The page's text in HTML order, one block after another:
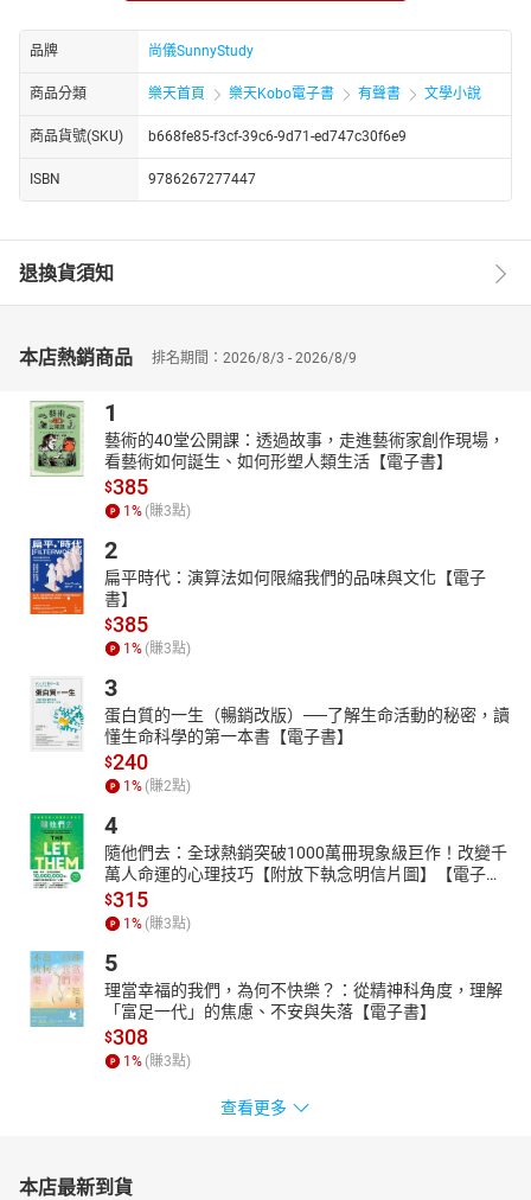
二年、九十六年散文選（九歌出版）。
【朗讀者簡介】
尚儀有聲製播中心是專業的有聲出版品製作與發行單位，由獲得八
座金鐘獎的配音大師袁光麟先生擔任聲音總監。尹仲敏。美國紐約
大學教育劇場研究所碩士。劇場演員、戲劇教師與配音員的多元表
演藝術工作者，中文配音作品包含有聲書「人間失格」、動畫「蜘
蛛人：新宇宙」等。現為尚儀有聲製播中心特約配音員。
【書籍簡介】
過去對幸福二字一知半解，
總以為戀人形影相依，
做對一件自己喜歡做的事，就是幸福！
《源氏物語》帖內的主角名字、一杯「紫式部留客櫻咖啡」，決定
植下櫻樹並在春天開業的「花散里」。一間以文學為名的咖啡屋，
擁有魔幻般的撫慰能量，祈禱上門的有緣人們，在此互訴人生故
事，回溫笑顏…
這是發生在一間名叫「花散里」咖啡屋溫暖人心的32則故事……
花散里在日本古典小說《源氏物語》中，是男主角光源氏的戀人，
光源氏被朝廷放逐到須磨之前那段暗淡無光的歲月，常到花散里住
處傾吐心聲；書中描述花散里是個值得信賴的嫻淑女子，更是一位
從她那兒可以得到撫慰的人。
「花散里」便是這樣一家充滿溫馨、幸福意味的櫻花小店。這家位
店，專賣紫式部咖啡、光源氏咖啡、夕霧薰衣草茶、紫的上花草
茶、末摘花抹茶、薰綠蓋茶和幸福山藥飯等。
店裡，客人可以品嘗到各種風味的咖啡茶飲；認識的，不認識的，
懂咖啡的，不懂咖啡的，口渴的，肚子餓的，小孩也好，老人也
笑風生，一起尋回失去已久的燦爛笑容。
本書取材自現實人生與溫馨小品為內容主軸，以小說情節的寫作方
式，敘述三十二段相關於現代家庭、夫妻、父女、父子、戀人、單
親、個人等各類型的幸福故事，闡釋現代生活的新幸福概念，進而
這本「微文學」，把夢想、未來、文學、季節、現實、美食、微笑
和幸福全寫進一間店名叫「花散里」的咖啡屋。
作者便是以這一間「花散里」玻璃咖啡屋為背景，敘說人間真性情
與幸福感動的許多故事，一如收看溫暖、感人的日劇，充滿淡淡馨
有聲出版：布克文化與尚儀數位學習聯合出版
版權宣告與書籍介紹
品牌 尚儀SunnyStudy
商品分類 樂天首頁 樂天Kobo電子書 有聲書 文學小說
商品貨號(SKU) b668fe85-f3cf-39c6-9d71-ed747c30f6e9
ISBN 9786267277447
退換貨須知
本店熱銷商品 排名期間：2026/8/3 - 2026/8/9
1
藝術的40堂公開課：透過故事，走進藝術家創作現場，
看藝術如何誕生、如何形塑人類生活【電子書】
$385
1 % (賺3點)
2
扁平時代：演算法如何限縮我們的品味與文化【電子
書】
$385
1 % (賺3點)
3
蛋白質的一生（暢銷改版）──了解生命活動的秘密，讀
懂生命科學的第一本書【電子書】
$240
1 % (賺2點)
4
隨他們去：全球熱銷突破1000萬冊現象級巨作！改變千
萬人命運的心理技巧【附放下執念明信片圖】【電子
書】
$315
1 % (賺3點)
5
理當幸福的我們，為何不快樂？：從精神科角度，理解
「富足一代」的焦慮、不安與失落【電子書】
$308
1 % (賺3點)
查看更多
本店最新到貨